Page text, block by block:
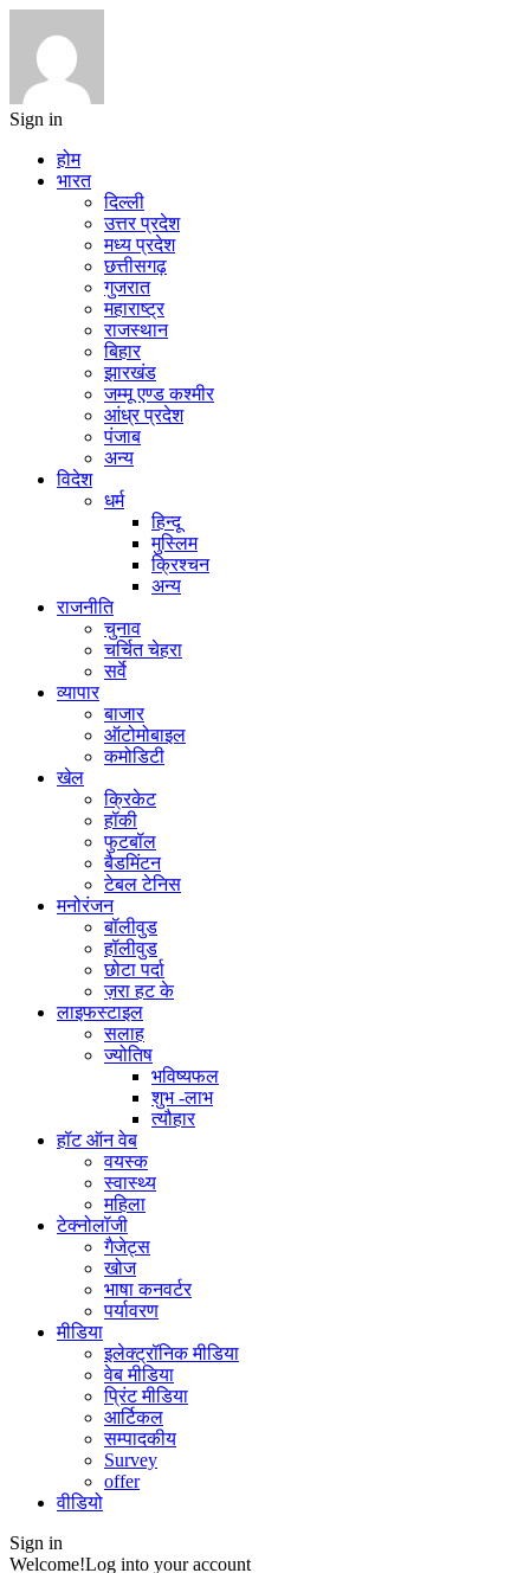
Sign in
होम
भारत
दिल्ली
उत्तर प्रदेश
मध्य प्रदेश
छत्तीसगढ़
गुजरात
महाराष्ट्र
राजस्थान
बिहार
झारखंड
जम्मू एण्ड कश्मीर
आंध्र प्रदेश
पंजाब
अन्य
विदेश
धर्म
हिन्दू
मुस्लिम
क्रिश्चन
अन्य
राजनीति
चुनाव
चर्चित चेहरा
सर्वे
व्यापार
बाजार
ऑटोमोबाइल
कमोडिटी
खेल
क्रिकेट
हॉकी
फुटबॉल
बैडमिंटन
टेबल टेनिस
मनोरंजन
बॉलीवुड
हॉलीवुड
छोटा पर्दा
ज़रा हट के
लाइफस्टाइल
सलाह
ज्योतिष
भविष्यफल
शुभ -लाभ
त्यौहार
हॉट ऑन वेब
वयस्क
स्वास्थ्य
महिला
टेक्नोलॉजी
गैजेट्स
खोज
भाषा कनवर्टर
पर्यावरण
मीडिया
इलेक्ट्रॉनिक मीडिया
वेब मीडिया
प्रिंट मीडिया
आर्टिकल
सम्पादकीय
Survey
offer
वीडियो
Sign in
Welcome!Log into your account